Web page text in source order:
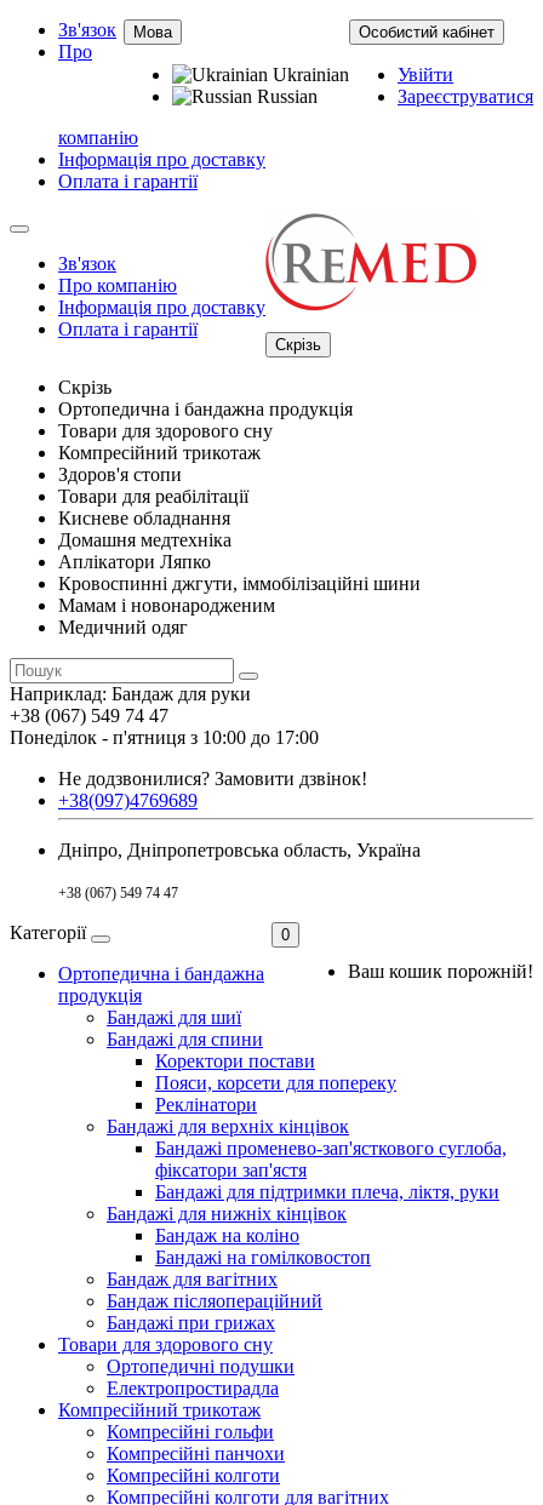
Особистий кабінет
Увійти
Зареєструватися
Мова
Ukrainian
Russian
Зв'язок
Про
компанію
Інформація про доставку
Оплата і гарантії
Зв'язок
Про компанію
Інформація про доставку
Оплата і гарантії
Скрізь
Скрізь
Ортопедична і бандажна продукція
Товари для здорового сну
Компресійний трикотаж
Здоров'я стопи
Товари для реабілітації
Кисневе обладнання
Домашня медтехніка
Аплікатори Ляпко
Кровоспинні джгути, іммобілізаційні шини
Мамам і новонародженим
Медичний одяг
Наприклад: Бандаж для руки
+38 (067) 549 74 47
Понеділок - п'ятниця з 10:00 до 17:00
Не додзвонилися? Замовити дзвінок!
+38(097)4769689
Дніпро, Дніпропетровська область, Україна
+38 (067) 549 74 47
0
Ваш кошик порожній!
Категорії
Ортопедична і бандажна
продукція
Бандажі для шиї
Бандажі для спини
Коректори постави
Пояси, корсети для попереку
Реклінатори
Бандажі для верхніх кінцівок
Бандажі променево-зап'ясткового суглоба,
фіксатори зап'ястя
Бандажі для підтримки плеча, ліктя, руки
Бандажі для нижніх кінцівок
Бандаж на коліно
Бандажі на гомілковостоп
Бандаж для вагітних
Бандаж післяопераційний
Бандажі при грижах
Товари для здорового сну
Ортопедичні подушки
Електропростирадла
Компресійний трикотаж
Компресійні гольфи
Компресійні панчохи
Компресійні колготи
Компресійні колготи для вагітних